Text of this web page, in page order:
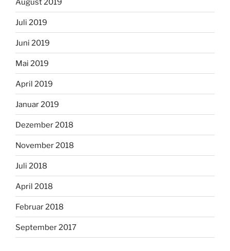
August 2019
Juli 2019
Juni 2019
Mai 2019
April 2019
Januar 2019
Dezember 2018
November 2018
Juli 2018
April 2018
Februar 2018
September 2017